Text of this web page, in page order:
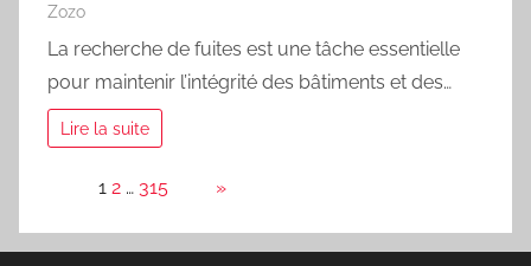
Zozo
La recherche de fuites est une tâche essentielle
pour maintenir l’intégrité des bâtiments et des…
Lire la suite
Page:1 2 … 315 »